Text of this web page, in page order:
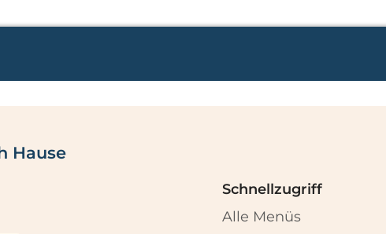
Hause
Schnellzugriff
Alle Menüs